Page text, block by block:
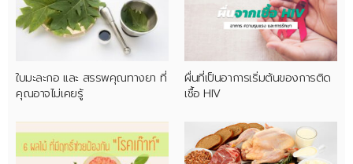
ใบมะละกอ และ สรรพคุณทางยา ที่
คุณอาจไม่เคยรู้
ผื่นที่เป็นอาการเริ่มต้นของการติด
เชื้อ HIV